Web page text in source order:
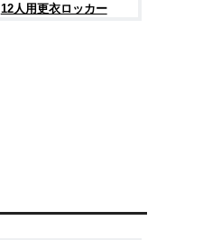
12人用更衣ロッカー